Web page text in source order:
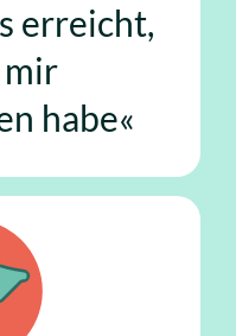
erreicht,
mir
habe«